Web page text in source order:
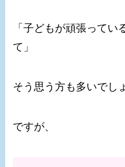
「子どもが頑張って
て」
そう思う方も多いでし
ですが、